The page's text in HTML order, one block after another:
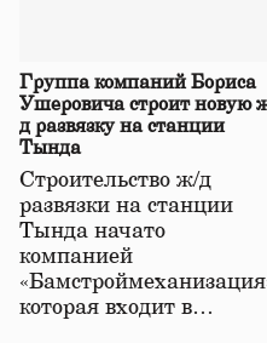
Группа компаний Бориса
Ушеровича строит новую
д развязку на станции
Тында
Строительство ж/д
развязки на станции
Тында начато
компанией
которая входит в…